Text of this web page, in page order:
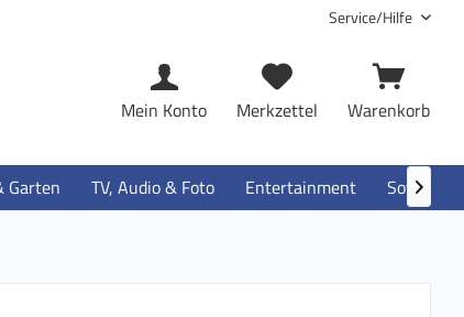
Service/Hilfe
Warenkorb
Merkzettel
Mein Konto
Garten TV, Audio & Foto Entertainment Software
